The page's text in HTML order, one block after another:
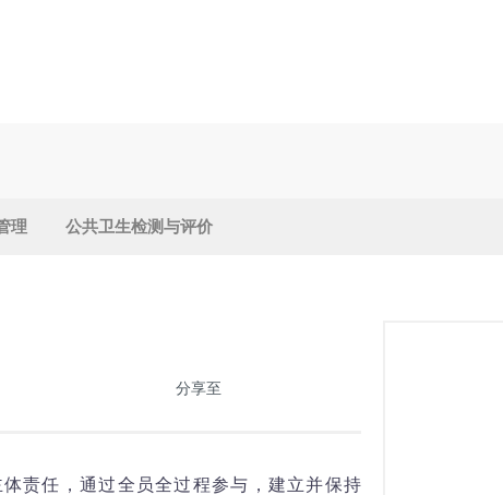
理 公共卫生检测与评价
分享至
责任，通过全员全过程参与，建立并保持